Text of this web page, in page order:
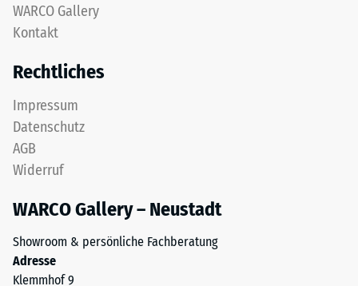
WARCO Gallery
Kontakt
Rechtliches
Impressum
Datenschutz
AGB
Widerruf
WARCO Gallery – Neustadt
Showroom & persönliche Fachberatung
Adresse
Klemmhof 9